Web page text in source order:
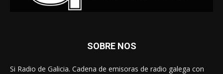
SOBRE NOS
Si Radio de Galicia. Cadena de emisoras de radio galega con